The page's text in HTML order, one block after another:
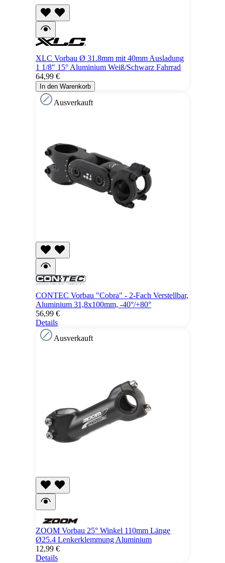
XLC Vorbau Ø 31.8mm mit 40mm Ausladung
1 1/8" 15° Aluminium Weiß/Schwarz Fahrrad
64,99 €
In den Warenkorb
Ausverkauft
CONTEC Vorbau "Cobra" - 2-Fach Verstellbar,
Aluminium 31,8x100mm, -40°/+80°
56,99 €
Details
Ausverkauft
ZOOM Vorbau 25° Winkel 110mm Länge
Ø25.4 Lenkerklemmung Aluminium
12,99 €
Details